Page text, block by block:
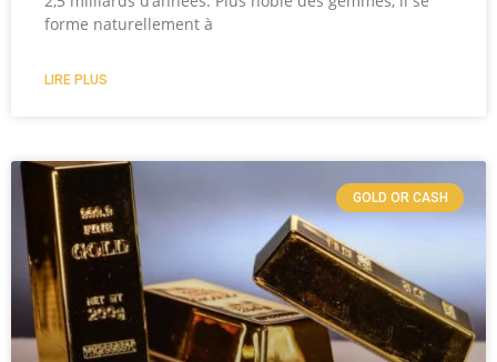
forme naturellement à
LIRE PLUS
GOLD OR CASH